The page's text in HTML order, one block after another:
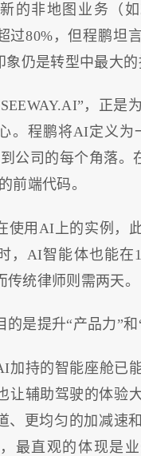
的非地图业务（
过80%，但程鹏坦
象仍是转型中最大的
，正是
。程鹏将AI定义为
公司的每个角落。
前端代码。
使用AI上的实例，
，AI智能体也能在
统律师则需两天。
是提升“产品力”和
加持的智能座舱已
让辅助驾驶的体验
、更均匀的加减速
最直观的体现是